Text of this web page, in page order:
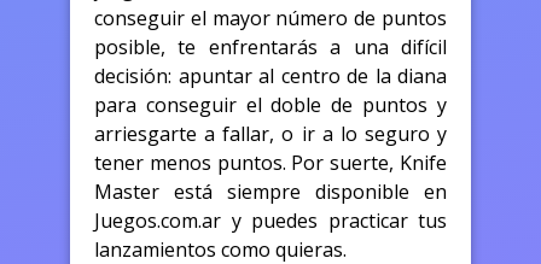
conseguir el mayor número de puntos
posible, te enfrentarás a una difícil
decisión: apuntar al centro de la diana
para conseguir el doble de puntos y
arriesgarte a fallar, o ir a lo seguro y
tener menos puntos. Por suerte, Knife
Master está siempre disponible en
Juegos.com.ar y puedes practicar tus
lanzamientos como quieras.